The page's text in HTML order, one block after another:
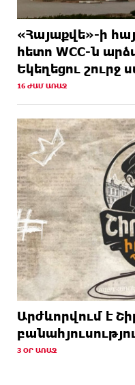
«Հայաքվե»-ի
հետո WCC-ն
Եկեղեցու
16 ԺԱՄ ԱՌԱՋ
Արժևորվում է
3 ՕՐ ԱՌԱՋ